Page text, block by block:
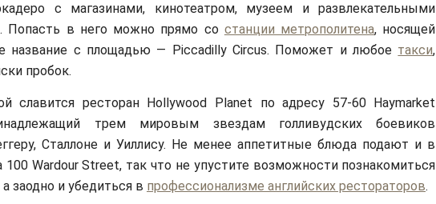
с магазинами, кинотеатром, музеем и развлекательными
Попасть в него можно прямо со станции метрополитена, носящей
название с площадью — Piccadilly Circus. Поможет и любое такси,
пробок.
славится ресторан Hollywood Planet по адресу 57-60 Haymarket
трем мировым звездам голливудских боевиков
Сталлоне и Уиллису. Не менее аппетитные блюда подают и в
100 Wardour Street, так что не упустите возможности познакомиться
заодно и убедиться в профессионализме английских рестораторов.